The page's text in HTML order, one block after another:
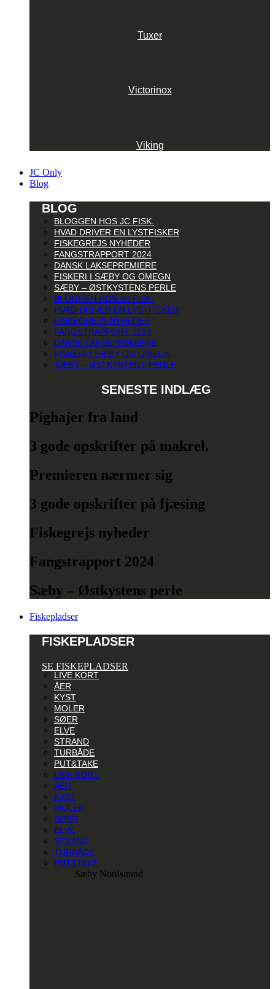
Tuxer
Victorinox
Viking
JC Only
Blog
BLOG
BLOGGEN HOS JC FISK.
HVAD DRIVER EN LYSTFISKER
FISKEGREJS NYHEDER
FANGSTRAPPORT 2024
DANSK LAKSEPREMIERE
FISKERI I SÆBY OG OMEGN
SÆBY – ØSTKYSTENS PERLE
BLOGGEN HOS JC FISK.
HVAD DRIVER EN LYSTFISKER
FISKEGREJS NYHEDER
FANGSTRAPPORT 2024
DANSK LAKSEPREMIERE
FISKERI I SÆBY OG OMEGN
SÆBY – ØSTKYSTENS PERLE
SENESTE INDLÆG
Pighajer fra land
3 gode opskrifter på makrel.
Premieren nærmer sig
3 gode opskrifter på fjæsing
Fiskegrejs nyheder
Fangstrapport 2024
Sæby – Østkystens perle
Fiskepladser
FISKEPLADSER
SE FISKEPLADSER
LIVE KORT
ÅER
KYST
MOLER
SØER
ELVE
STRAND
TURBÅDE
PUT&TAKE
LIVE KORT
ÅER
KYST
MOLER
SØER
ELVE
STRAND
TURBÅDE
PUT&TAKE
Sæby Nordstrand